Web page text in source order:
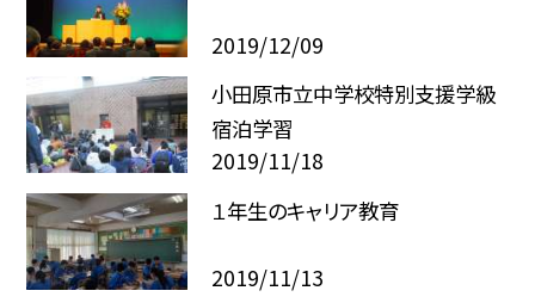
2019/12/09
小田原市立中学校特別支援学級
宿泊学習
2019/11/18
１年生のキャリア教育
2019/11/13